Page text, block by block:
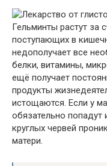
Гельминты растут за
поступающих в
недополучает все
белки, витамины,
ещё получает
продукты
истощаются. Если у
обязательно попадут
круглых червей
матери.